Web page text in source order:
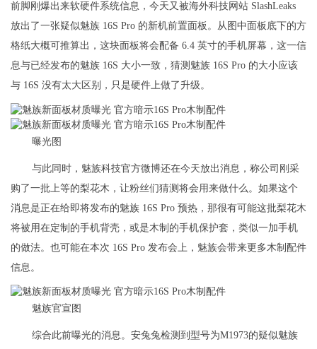
前脚刚爆出来软硬件系统信息，今天又被海外科技网站 SlashLeaks
放出了一张疑似魅族 16S Pro 的新机前置面板。从图中面板底下的方
格纸大概可推算出，这块面板将会配备 6.4 英寸的手机屏幕，这一信
息与已经发布的魅族 16S 大小一致，猜测魅族 16S Pro 的大小应该
与 16S 没有太大区别，只是硬件上做了升级。
曝光图
与此同时，魅族科技官方微博还在今天放出消息，称公司刚采
购了一批上等的梨花木，让粉丝们猜测将会用来做什么。如果这个
消息是正在给即将发布的魅族 16S Pro 预热，那很有可能这批梨花木
将被用在定制的手机背壳，或是木制的手机保护套，类似一加手机
的做法。也可能在本次 16S Pro 发布会上，魅族会带来更多木制配件
信息。
魅族官宣图
综合此前曝光的消息。安兔兔检测到型号为M1973的疑似魅族